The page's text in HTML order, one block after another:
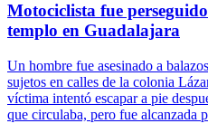
Motociclista fue
templo en Guadalajara
Un hombre fue asesinado a
sujetos en calles de la colonia
víctima intentó escapar a pie
que circulaba, pero fue alcanzada